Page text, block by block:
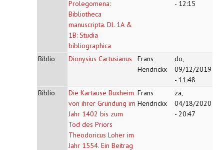
Prolegomena:
Bibliotheca
manuscripta. Dl. 1A &
1B: Studia
bibliographica
- 12:15
Biblio Dionysius Cartusianus
Frans
Hendrickx
do,
09/12/2019
- 11:48
Biblio
Die Kartause Buxheim
von ihrer Gründung im
Jahr 1402 bis zum
Tod des Priors
Theodoricus Loher im
Jahr 1554. Ein Beitrag
Frans
Hendrickx
za,
04/18/2020
- 20:47